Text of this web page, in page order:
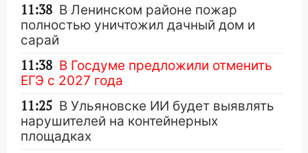
11:38 В Ленинском районе пожар
полностью уничтожил дачный дом и
сарай
11:38 В Госдуме предложили отменить
ЕГЭ с 2027 года
11:25 В Ульяновске ИИ будет выявлять
нарушителей на контейнерных
площадках